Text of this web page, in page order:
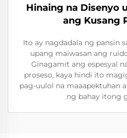
Hinaing na Disenyo
ang Kusang
Ito ay nagdadala ng pansin
upang maiwasan ang
Ginagamit ang espesyal
proseso, kaya hindi ito
pag-uulol na maaapektuhan
ng bahay itong